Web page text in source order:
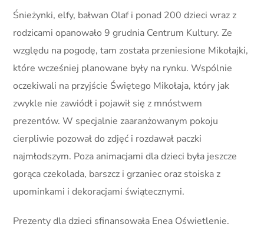
Śnieżynki, elfy, bałwan Olaf i ponad 200 dzieci wraz z
rodzicami opanowało 9 grudnia Centrum Kultury. Ze
względu na pogodę, tam została przeniesione Mikołajki,
które wcześniej planowane były na rynku. Wspólnie
oczekiwali na przyjście Świętego Mikołaja, który jak
zwykle nie zawiódł i pojawił się z mnóstwem
prezentów. W specjalnie zaaranżowanym pokoju
cierpliwie pozował do zdjęć i rozdawał paczki
najmłodszym. Poza animacjami dla dzieci była jeszcze
gorąca czekolada, barszcz i grzaniec oraz stoiska z
upominkami i dekoracjami świątecznymi.
Prezenty dla dzieci sfinansowała Enea Oświetlenie.